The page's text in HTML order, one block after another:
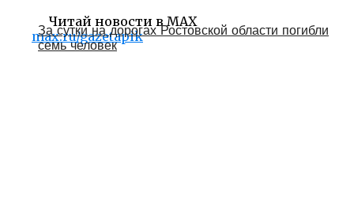
Читай новости в MAX
max.ru/gazetapik
За сутки на дорогах Ростовской области погибли
семь человек